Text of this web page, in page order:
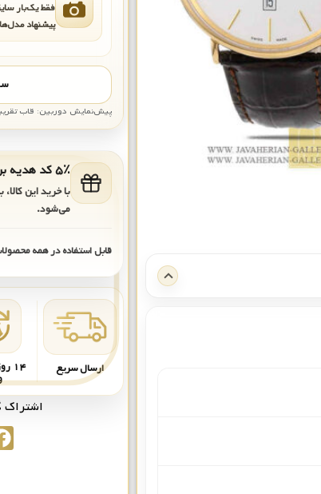
فقط یک‌بار
پیشنهاد
پیش‌نمایش دوربین: قاب تقریبی با +۲.۵
۵٪ کد هدیه برای خرید بعدی
با خرید این
می‌شود.
قابل استفاده در همه
ارسال سریع
اشتراک